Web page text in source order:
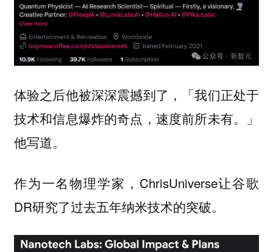
体验之后他被深深震撼到了，「我们正处于
技术和信息爆炸的奇点，速度前所未有。」
他写道。
作为一名物理学家，ChrisUniverse让谷歌
DR研究了过去五年纳米技术的突破。